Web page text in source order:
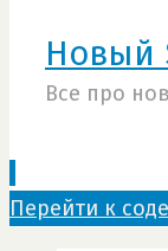
Новый
Все про
Перейти к